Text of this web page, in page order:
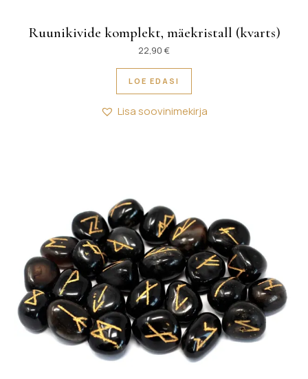
Ruunikivide komplekt, mäekristall (kvarts)
22,90 €
LOE EDASI
Lisa soovinimekirja